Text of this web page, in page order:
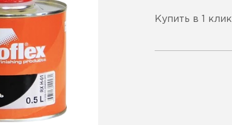
Купить в 1 клик